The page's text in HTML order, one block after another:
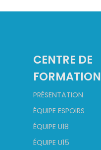
CENTRE DE
FORMATION
PRÉSENTATION
ÉQUIPE ESPOIRS
ÉQUIPE U18
ÉQUIPE U15